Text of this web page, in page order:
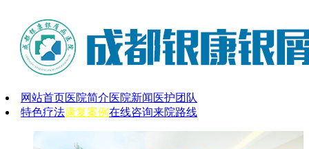
网站首页医院简介医院新闻 医护团队
特色疗法康复案例在线咨询来院路线